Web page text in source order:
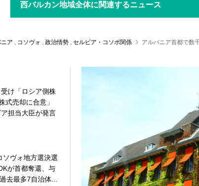
西バルカン地域全体に関連するニュース
ア コソヴォ 政治情勢 セルビア・コソボ関係 アルバニア首都で数
け「ロシア側株
式売却に合意」
担当大臣が発言
ソヴォ地方選決選
が首都奪還、与
去最多7自治体...